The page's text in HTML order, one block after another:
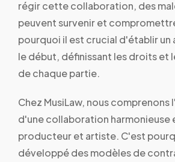
régir cette collaboration, des
peuvent survenir et
pourquoi il est crucial d'établir
le début, définissant les droits et
de chaque partie.
Chez MusiLaw, nous
d'une collaboration harmonieuse
producteur et artiste. C'est
développé des modèles de